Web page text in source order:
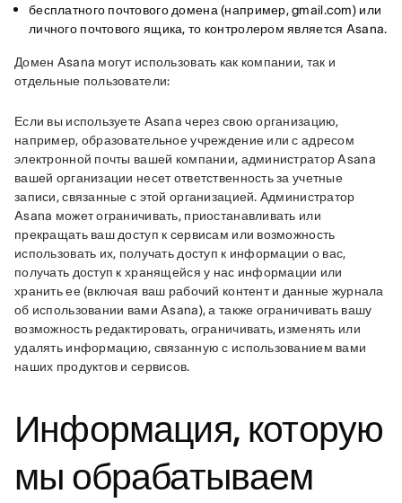
бесплатного почтового домена (например, gmail.com) или
личного почтового ящика, то контролером является Asana.
Домен Asana могут использовать как компании, так и
отдельные пользователи:
Если вы используете Asana через свою организацию,
например, образовательное учреждение или с адресом
электронной почты вашей компании, администратор Asana
вашей организации несет ответственность за учетные
записи, связанные с этой организацией. Администратор
Asana может ограничивать, приостанавливать или
прекращать ваш доступ к сервисам или возможность
использовать их, получать доступ к информации о вас,
получать доступ к хранящейся у нас информации или
хранить ее (включая ваш рабочий контент и данные журнала
об использовании вами Asana), а также ограничивать вашу
возможность редактировать, ограничивать, изменять или
удалять информацию, связанную с использованием вами
наших продуктов и сервисов.
Информация, которую
мы обрабатываем